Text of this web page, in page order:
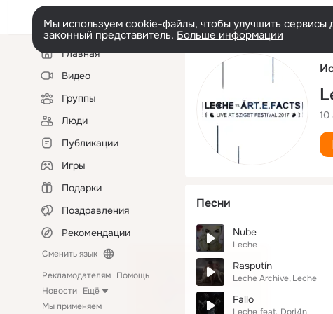
Мы используем cookie-файлы, чтобы улучшить сервисы
законный представитель. Больше информации
Левая
колонкаГлавная
Видео
Группы
Люди
Публикации
Игры
Подарки
Поздравления
Рекомендации
Сменить язык
Рекламодателям Помощь
Новости Ещё
Мы применяем
10
Песни
Nube
Leche
Rasputín
Leche Archive Leche
Fallo